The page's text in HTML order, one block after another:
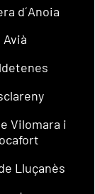
d´Anoia
Avià
Vilomara i
Lluçanès